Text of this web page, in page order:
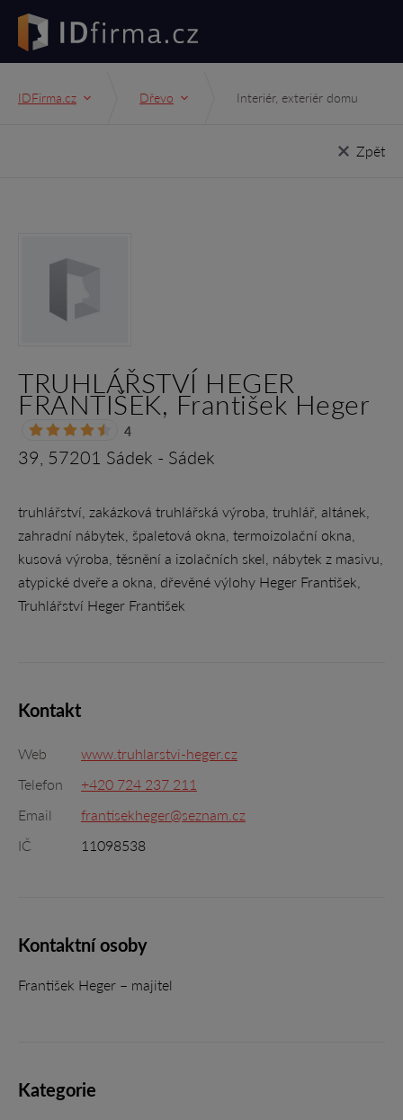
IDFirma.cz Dřevo Interiér, exteriér domu
Zpět
TRUHLÁŘSTVÍ HEGER
FRANTIŠEK, František Heger
4
39, 57201 Sádek - Sádek
truhlářství, zakázková truhlářská výroba, truhlář, altánek,
zahradní nábytek, špaletová okna, termoizolační okna,
kusová výroba, těsnění a izolačních skel, nábytek z masivu,
atypické dveře a okna, dřevěné výlohy Heger František,
Truhlářství Heger František
Kontakt
Web
www.truhlarstvi-heger.cz
Telefon
+420 724 237 211
Email
frantisekheger@seznam.cz
IČ
11098538
Kontaktní osoby
František Heger – majitel
Kategorie